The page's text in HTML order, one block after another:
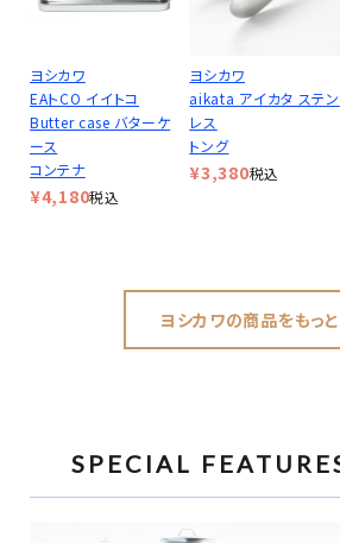
ヨシカワ
EAトCO イイトコ
Butter case バターケ
ース
コンテナ
¥4,180税込
ヨシカワ
aikata アイカタ ステン
レス
トング
¥3,380税込
ヨシカワの商品をもっ
SPECIAL